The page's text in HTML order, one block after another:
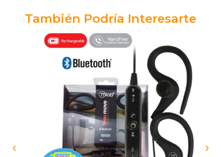
También Podría Interesarte